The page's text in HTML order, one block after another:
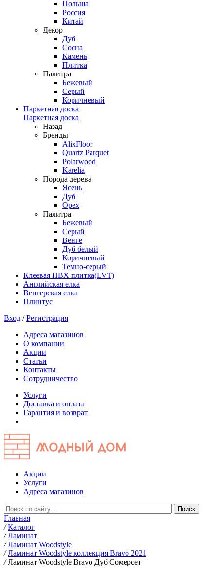
Польша
Россия
Китай
Декор
Дуб
Сосна
Камень
Плитка
Палитра
Бежевый
Серый
Коричневый
Паркетная доска
Паркетная доска
Назад
Бренды
AlixFloor
Quartz Parquet
Polarwood
Karelia
Порода дерева
Ясень
Дуб
Орех
Палитра
Бежевый
Серый
Венге
Дуб белый
Коричневый
Темно-серый
Клеевая ПВХ плитка(LVT)
Английская елка
Венгерская елка
Плинтус
Вход /Регистрация
Адреса магазинов
О компании
Акции
Статьи
Контакты
Сотрудничество
Услуги
Доставка и оплата
Гарантия и возврат
Акции
Услуги
Адреса магазинов
Главная
/ Каталог
/ Ламинат
/ Ламинат Woodstyle
/ Ламинат Woodstyle коллекция Bravo 2021
/ Ламинат Woodstyle Bravo Дуб Сомерсет